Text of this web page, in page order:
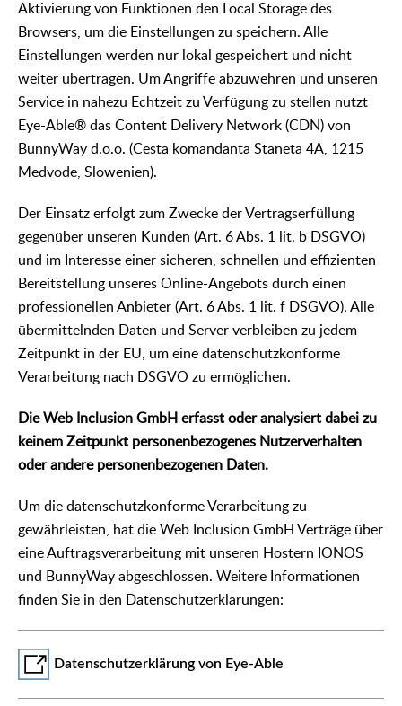
Aktivierung von Funktionen den Local Storage des
Browsers, um die Einstellungen zu speichern. Alle
Einstellungen werden nur lokal gespeichert und nicht
weiter übertragen. Um Angriffe abzuwehren und unseren
Service in nahezu Echtzeit zu Verfügung zu stellen nutzt
Eye-Able® das Content Delivery Network (CDN) von
BunnyWay d.o.o. (Cesta komandanta Staneta 4A, 1215
Medvode, Slowenien).
Der Einsatz erfolgt zum Zwecke der Vertragserfüllung
gegenüber unseren Kunden (Art. 6 Abs. 1 lit. b DSGVO)
und im Interesse einer sicheren, schnellen und effizienten
Bereitstellung unseres Online-Angebots durch einen
professionellen Anbieter (Art. 6 Abs. 1 lit. f DSGVO). Alle
übermittelnden Daten und Server verbleiben zu jedem
Zeitpunkt in der EU, um eine datenschutzkonforme
Verarbeitung nach DSGVO zu ermöglichen.
Die Web Inclusion GmbH erfasst oder analysiert dabei zu
keinem Zeitpunkt personenbezogenes Nutzerverhalten
oder andere personenbezogenen Daten.
Um die datenschutzkonforme Verarbeitung zu
gewährleisten, hat die Web Inclusion GmbH Verträge über
eine Auftragsverarbeitung mit unseren Hostern IONOS
und BunnyWay abgeschlossen. Weitere Informationen
finden Sie in den Datenschutzerklärungen:
Datenschutzerklärung von Eye-Able